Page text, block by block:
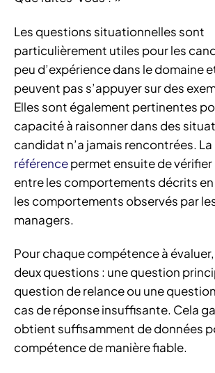
Les questions situationnelles sont
particulièrement utiles pour les
peu d’expérience dans le domaine
peuvent pas s’appuyer sur des
Elles sont également pertinentes
capacité à raisonner dans des
candidat n’a jamais rencontrées. La
référencepermet ensuite de
entre les comportements décrits
les comportements observés par
managers.
Pour chaque compétence à
deux questions : une question
question de relance ou une
cas de réponse insuffisante. Cela
obtient suffisamment de données
compétence de manière fiable.